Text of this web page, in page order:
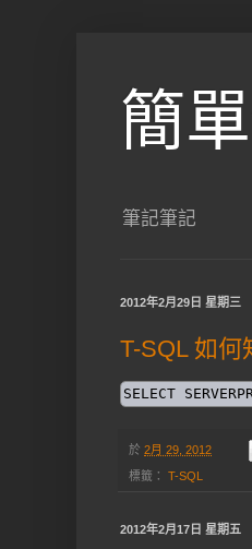
簡
筆記筆記
2012年2月29日 星期三
T-SQL 如何
SELECT
於 2月 29, 2012
標籤： T-SQL
2012年2月17日 星期五